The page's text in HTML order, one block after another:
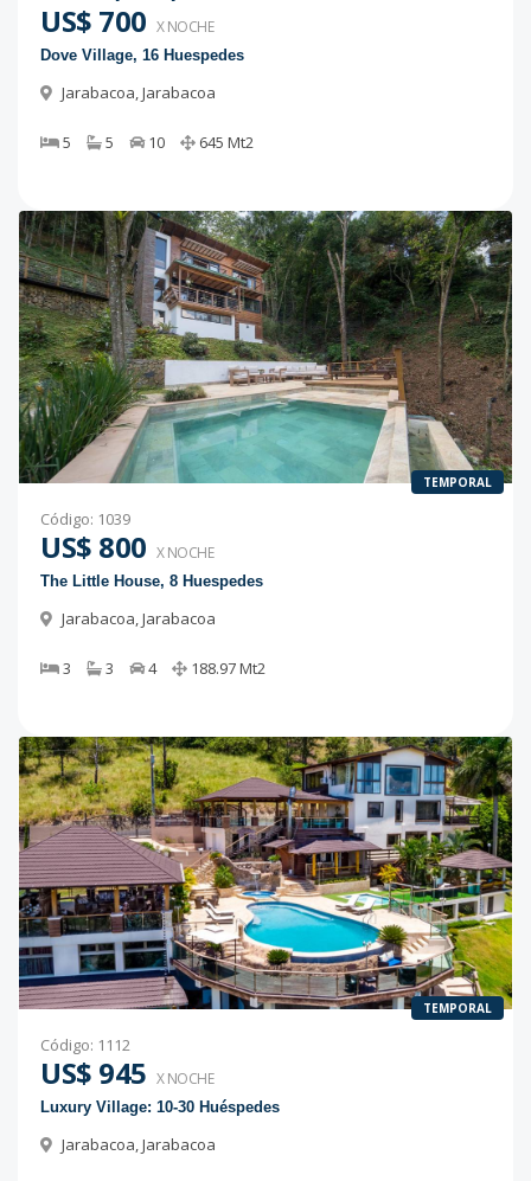
US$ 700 X NOCHE
Dove Village, 16 Huespedes
Jarabacoa,Jarabacoa
5 5 10 645 Mt2
TEMPORAL
Código: 1039
US$ 800 X NOCHE
The Little House, 8 Huespedes
Jarabacoa,Jarabacoa
3 3 4 188.97Mt2
TEMPORAL
Código: 1112
US$ 945 X NOCHE
Luxury Village: 10-30 Huéspedes
Jarabacoa,Jarabacoa